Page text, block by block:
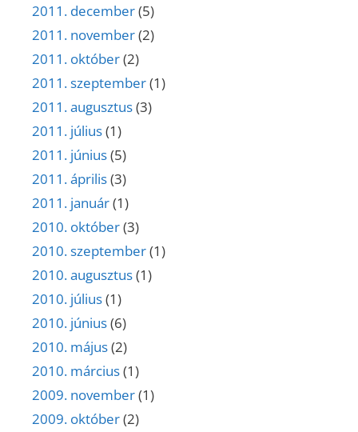
2011. december(5)
2011. november(2)
2011. október(2)
2011. szeptember(1)
2011. augusztus(3)
2011. július(1)
2011. június(5)
2011. április(3)
2011. január(1)
2010. október(3)
2010. szeptember(1)
2010. augusztus(1)
2010. július(1)
2010. június(6)
2010. május(2)
2010. március(1)
2009. november(1)
2009. október(2)